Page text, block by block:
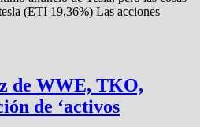
(ETI 19,36%) Las acciones
de WWE, TKO,
de ‘activos